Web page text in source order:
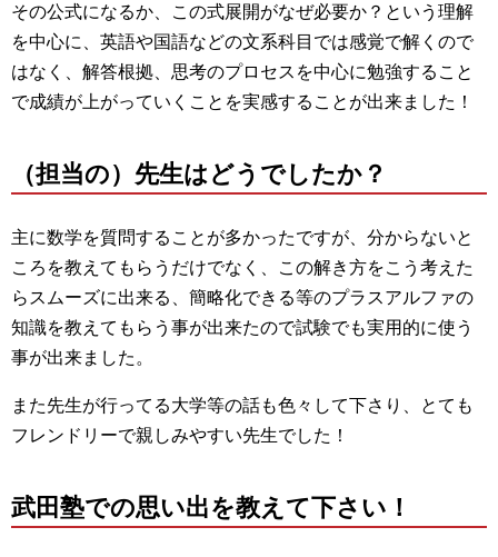
その公式になるか、この式展開がなぜ必要か？という理解
を中心に、英語や国語などの文系科目では感覚で解くので
はなく、解答根拠、思考のプロセスを中心に勉強すること
で成績が上がっていくことを実感することが出来ました！
（担当の）先生はどうでしたか？
主に数学を質問することが多かったですが、分からないと
ころを教えてもらうだけでなく、この解き方をこう考えた
らスムーズに出来る、簡略化できる等のプラスアルファの
知識を教えてもらう事が出来たので試験でも実用的に使う
事が出来ました。
また先生が行ってる大学等の話も色々して下さり、とても
フレンドリーで親しみやすい先生でした！
武田塾での思い出を教えて下さい！